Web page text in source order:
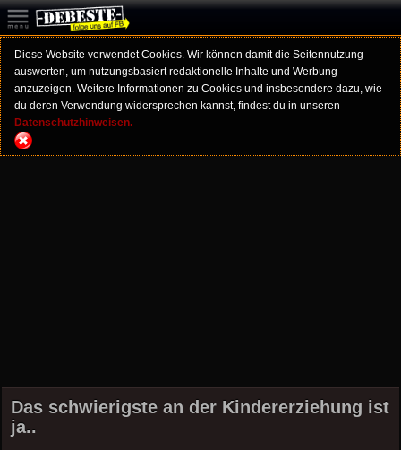
Diese Website verwendet Cookies. Wir können damit die Seitennutzung
auswerten, um nutzungsbasiert redaktionelle Inhalte und Werbung
anzuzeigen. Weitere Informationen zu Cookies und insbesondere dazu, wie
du deren Verwendung widersprechen kannst, findest du in unseren
Datenschutzhinweisen.
Das schwierigste an der Kindererziehung ist
ja..